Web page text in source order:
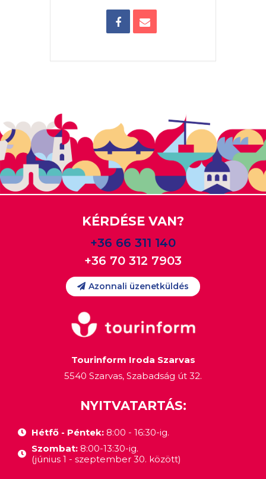
KÉRDÉSE VAN?
+36 66 311 140
+36 70 312 7903
Azonnali üzenetküldés
Tourinform Iroda Szarvas
5540 Szarvas, Szabadság út 32.
NYITVATARTÁS:
Hétfő - Péntek:8:00 - 16:30-ig.
Szombat: 8:00-13:30-ig.
(június 1 - szeptember 30. között)